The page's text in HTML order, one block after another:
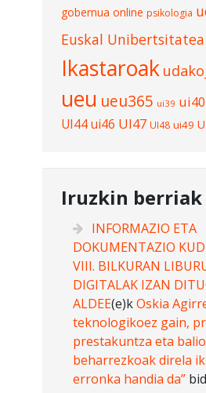
gobernua online psikologia
Euskal Unibertsitatea
Ikastaroak
ueu ueu365 ui39 ui40
UI44ui46 UI47 UI48 ui49
Iruzkin berriak
INFORMAZIO ETA
DOKUMENTAZIO
VIII. BILKURAN
DIGITALAK IZAN
ALDEE(e)kOskia
teknologikoez gain,
prestakuntza eta
beharrezkoak direla
erronka handia da”